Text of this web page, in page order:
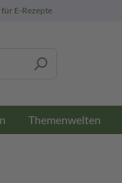
E-Rezepte
Themenwelten